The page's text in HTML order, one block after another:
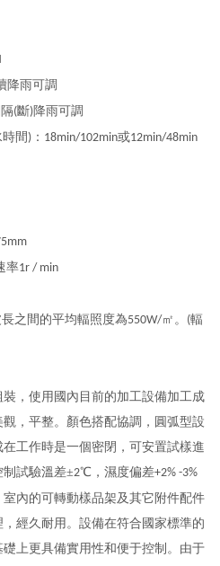
降雨可調
隔(斷)降雨可調
時間) ： 18min/102min或12min/48min
率1r / min
之間的平均輻照度為550W/㎡。 (輻
，使用國內目前的加工設備加工成
，平整。顏色搭配協調，圓弧型設
工作時是一個密閉，可安置試樣進
制試驗溫差±2℃，濕度偏差+2% -3%
室內的可轉動樣品架及其它附件配件
經久耐用。設備在符合國家標準的
上更具備實用性和便于控制。由于